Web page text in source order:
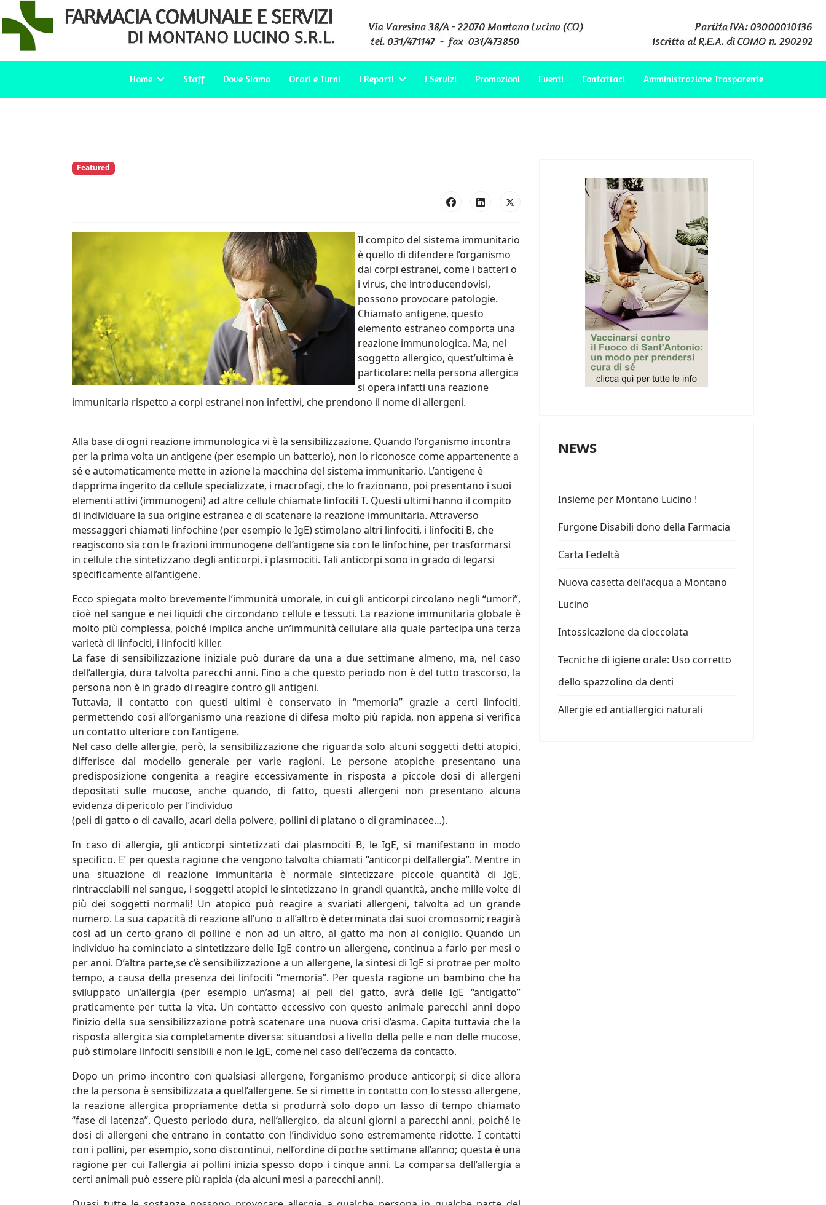
Home Staff Dove Siamo Orari e Turni I Reparti I Servizi Promozioni Eventi Contattaci Amministrazione Trasparente
Featured
Il compito del sistema immunitario
è quello di difendere l’organismo
dai corpi estranei, come i batteri o
i virus, che introducendovisi,
possono provocare patologie.
Chiamato antigene, questo
elemento estraneo comporta una
reazione immunologica. Ma, nel
soggetto allergico, quest’ultima è
particolare: nella persona allergica
si opera infatti una reazione
immunitaria rispetto a corpi estranei non infettivi, che prendono il nome di allergeni.
Alla base di ogni reazione immunologica vi è la sensibilizzazione. Quando l’organismo incontra
per la prima volta un antigene (per esempio un batterio), non lo riconosce come appartenente a
sé e automaticamente mette in azione la macchina del sistema immunitario. L’antigene è
dapprima ingerito da cellule specializzate, i macrofagi, che lo frazionano, poi presentano i suoi
elementi attivi (immunogeni) ad altre cellule chiamate linfociti T. Questi ultimi hanno il compito
di individuare la sua origine estranea e di scatenare la reazione immunitaria. Attraverso
messaggeri chiamati linfochine (per esempio le IgE) stimolano altri linfociti, i linfociti B, che
reagiscono sia con le frazioni immunogene dell’antigene sia con le linfochine, per trasformarsi
in cellule che sintetizzano degli anticorpi, i plasmociti. Tali anticorpi sono in grado di legarsi
specificamente all’antigene.
Ecco spiegata molto brevemente l’immunità umorale, in cui gli anticorpi circolano negli “umori”,
cioè nel sangue e nei liquidi che circondano cellule e tessuti. La reazione immunitaria globale è
molto più complessa, poiché implica anche un’immunità cellulare alla quale partecipa una terza
varietà di linfociti, i linfociti killer.
La fase di sensibilizzazione iniziale può durare da una a due settimane almeno, ma, nel caso
dell’allergia, dura talvolta parecchi anni. Fino a che questo periodo non è del tutto trascorso, la
persona non è in grado di reagire contro gli antigeni.
Tuttavia, il contatto con questi ultimi è conservato in “memoria” grazie a certi linfociti,
permettendo così all’organismo una reazione di difesa molto più rapida, non appena si verifica
un contatto ulteriore con l’antigene.
Nel caso delle allergie, però, la sensibilizzazione che riguarda solo alcuni soggetti detti atopici,
differisce dal modello generale per varie ragioni. Le persone atopiche presentano una
predisposizione congenita a reagire eccessivamente in risposta a piccole dosi di allergeni
depositati sulle mucose, anche quando, di fatto, questi allergeni non presentano alcuna
evidenza di pericolo per l’individuo
(peli di gatto o di cavallo, acari della polvere, pollini di platano o di graminacee…).
In caso di allergia, gli anticorpi sintetizzati dai plasmociti B, le IgE, si manifestano in modo
specifico. E’ per questa ragione che vengono talvolta chiamati “anticorpi dell’allergia”. Mentre in
una situazione di reazione immunitaria è normale sintetizzare piccole quantità di IgE,
rintracciabili nel sangue, i soggetti atopici le sintetizzano in grandi quantità, anche mille volte di
più dei soggetti normali! Un atopico può reagire a svariati allergeni, talvolta ad un grande
numero. La sua capacità di reazione all’uno o all’altro è determinata dai suoi cromosomi; reagirà
così ad un certo grano di polline e non ad un altro, al gatto ma non al coniglio. Quando un
individuo ha cominciato a sintetizzare delle IgE contro un allergene, continua a farlo per mesi o
per anni. D’altra parte,se c’è sensibilizzazione a un allergene, la sintesi di IgE si protrae per molto
tempo, a causa della presenza dei linfociti “memoria”. Per questa ragione un bambino che ha
sviluppato un’allergia (per esempio un’asma) ai peli del gatto, avrà delle IgE “antigatto”
praticamente per tutta la vita. Un contatto eccessivo con questo animale parecchi anni dopo
l’inizio della sua sensibilizzazione potrà scatenare una nuova crisi d’asma. Capita tuttavia che la
risposta allergica sia completamente diversa: situandosi a livello della pelle e non delle mucose,
può stimolare linfociti sensibili e non le IgE, come nel caso dell’eczema da contatto.
Dopo un primo incontro con qualsiasi allergene, l’organismo produce anticorpi; si dice allora
che la persona è sensibilizzata a quell’allergene. Se si rimette in contatto con lo stesso allergene,
la reazione allergica propriamente detta si produrrà solo dopo un lasso di tempo chiamato
“fase di latenza”. Questo periodo dura, nell’allergico, da alcuni giorni a parecchi anni, poiché le
dosi di allergeni che entrano in contatto con l’individuo sono estremamente ridotte. I contatti
con i pollini, per esempio, sono discontinui, nell’ordine di poche settimane all’anno; questa è una
ragione per cui l’allergia ai pollini inizia spesso dopo i cinque anni. La comparsa dell’allergia a
certi animali può essere più rapida (da alcuni mesi a parecchi anni).
NEWS
Insieme per Montano Lucino !
Furgone Disabili dono della Farmacia
Carta Fedeltà
Nuova casetta dell'acqua a Montano
Lucino
Intossicazione da cioccolata
Tecniche di igiene orale: Uso corretto
dello spazzolino da denti
Allergie ed antiallergici naturali